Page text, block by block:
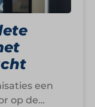
een
op de